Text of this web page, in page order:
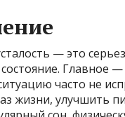
— это
Главное
часто не
жизни, улучшить